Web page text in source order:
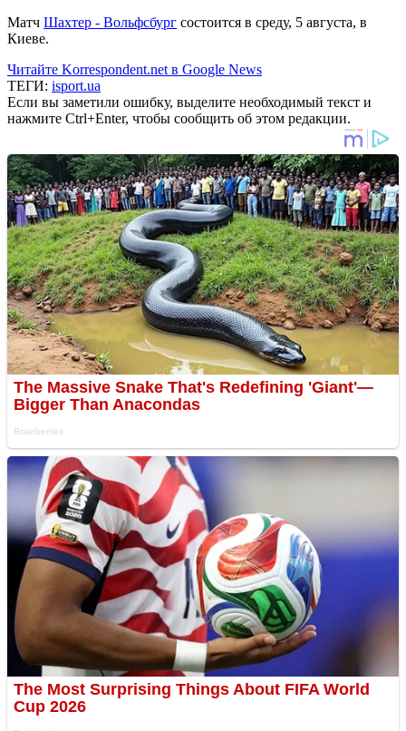
Матч Шахтер - Вольфсбург состоится в среду, 5 августа, в
Киеве.
Читайте Korrespondent.net в Google News
ТЕГИ: isport.ua
Если вы заметили ошибку, выделите необходимый текст и
нажмите Ctrl+Enter, чтобы сообщить об этом редакции.